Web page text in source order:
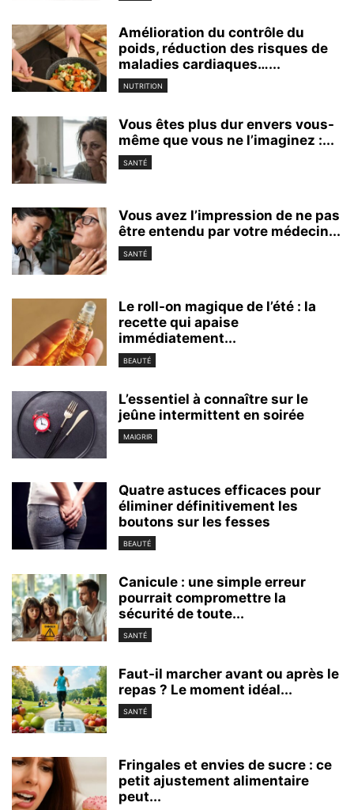
Amélioration du contrôle du
poids, réduction des risques de
maladies cardiaques…...
NUTRITION
Vous êtes plus dur envers vous-
même que vous ne l’imaginez :...
SANTÉ
Vous avez l’impression de ne pas
être entendu par votre médecin...
SANTÉ
Le roll-on magique de l’été : la
recette qui apaise
immédiatement...
BEAUTÉ
L’essentiel à connaître sur le
jeûne intermittent en soirée
MAIGRIR
Quatre astuces efficaces pour
éliminer définitivement les
boutons sur les fesses
BEAUTÉ
Canicule : une simple erreur
pourrait compromettre la
sécurité de toute...
SANTÉ
Faut-il marcher avant ou après le
repas ? Le moment idéal...
SANTÉ
Fringales et envies de sucre : ce
petit ajustement alimentaire
peut...